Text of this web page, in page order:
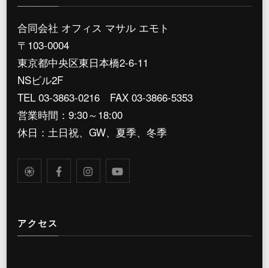
合同会社 オフィス マサル エモト
〒103-0004
東京都中央区東日本橋2-6-11
NSビル2F
TEL 03-3863-0216 FAX 03-3866-5353
営業時間：9:30～18:00
休日：土日祝、GW、夏季、冬季
アクセス